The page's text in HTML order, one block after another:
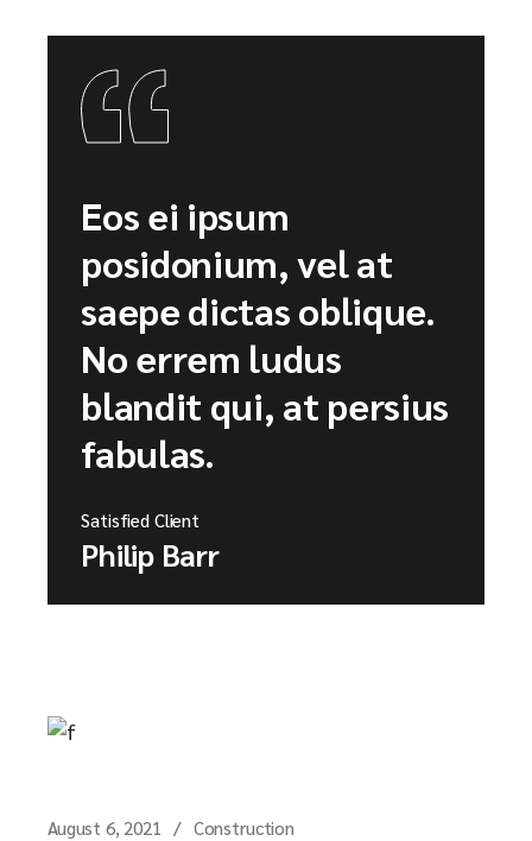
Eos ei ipsum
posidonium, vel at
saepe dictas oblique.
No errem ludus
blandit qui, at persius
fabulas.
Satisfied Client
Philip Barr
August 6, 2021 Construction